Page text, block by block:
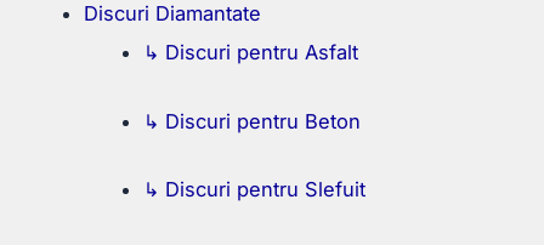
Discuri Diamantate
↳ Discuri pentru Asfalt
↳ Discuri pentru Beton
↳ Discuri pentru Slefuit